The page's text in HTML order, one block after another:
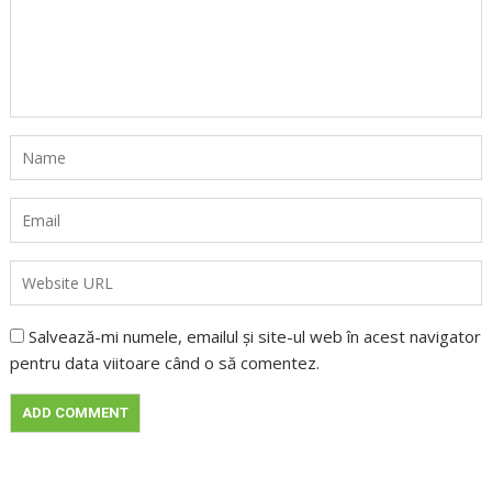
Salvează-mi numele, emailul și site-ul web în acest navigator
pentru data viitoare când o să comentez.